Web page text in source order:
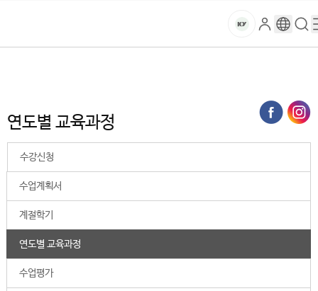
건
대
학
교
마
로
그
구
글
검
색
메
뉴
로
연도별 교육과정
수강신청
수업계획서
계절학기
연도별 교육과정
수업평가